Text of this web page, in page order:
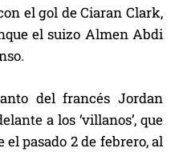
el gol de Ciaran Clark,
el suizo Almen Abdi
del francés Jordan
a los ‘villanos’, que
pasado 2 de febrero, al